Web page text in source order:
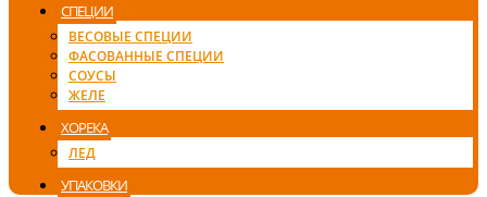
СПЕЦИИ
ВЕСОВЫЕ СПЕЦИИ
ФАСОВАННЫЕ СПЕЦИИ
СОУСЫ
ЖЕЛЕ
ХОРЕКА
ЛЕД
УПАКОВКИ